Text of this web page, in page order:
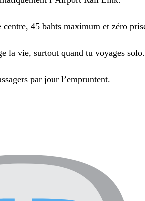
45 bahts maximum et zéro
la vie, surtout quand tu voyages solo.
par jour l’empruntent.